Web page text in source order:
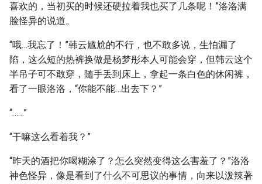
喜欢的，当初买的时候还硬拉着我也买了几条呢！”洛洛满
脸怪异的说道。
“哦…我忘了！”韩云尴尬的不行，也不敢多说，生怕漏了
陷，这么短的热裤换做是杨梦彤本人可能会穿，但韩云这个
半吊子可不敢穿，随手丢到床上，拿起一条白色的休闲裤，
看了一眼洛洛，“你能不能…出去下？”
“……”
“干嘛这么看着我？”
“昨天的酒把你喝糊涂了？怎么突然变得这么害羞了？”洛洛
神色怪异，像是看到了什么不可思议的事情，向来以泼辣著